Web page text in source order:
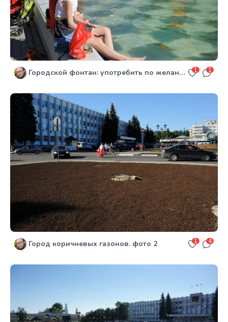
Городской фонтан: употребить по желанию и по погоде 1 1
Город коричневых газонов. фото 2 1 4